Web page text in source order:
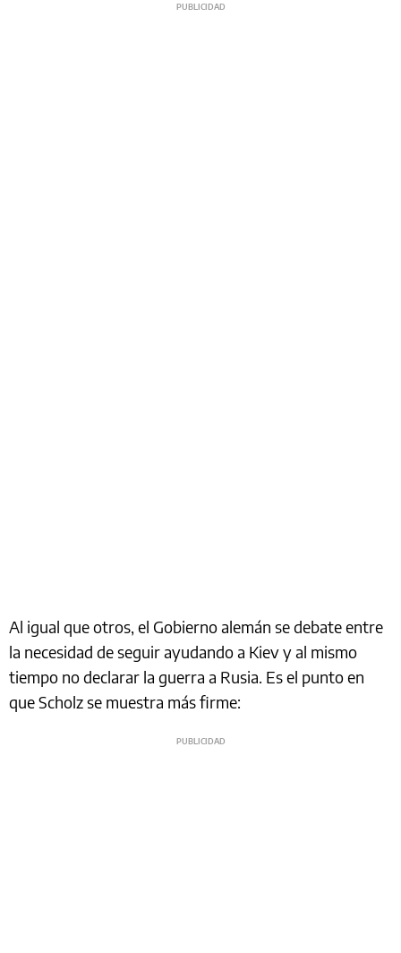
Al igual que otros, el Gobierno alemán se debate entre
la necesidad de seguir ayudando a Kiev y al mismo
tiempo no declarar la guerra a Rusia. Es el punto en
que Scholz se muestra más firme: